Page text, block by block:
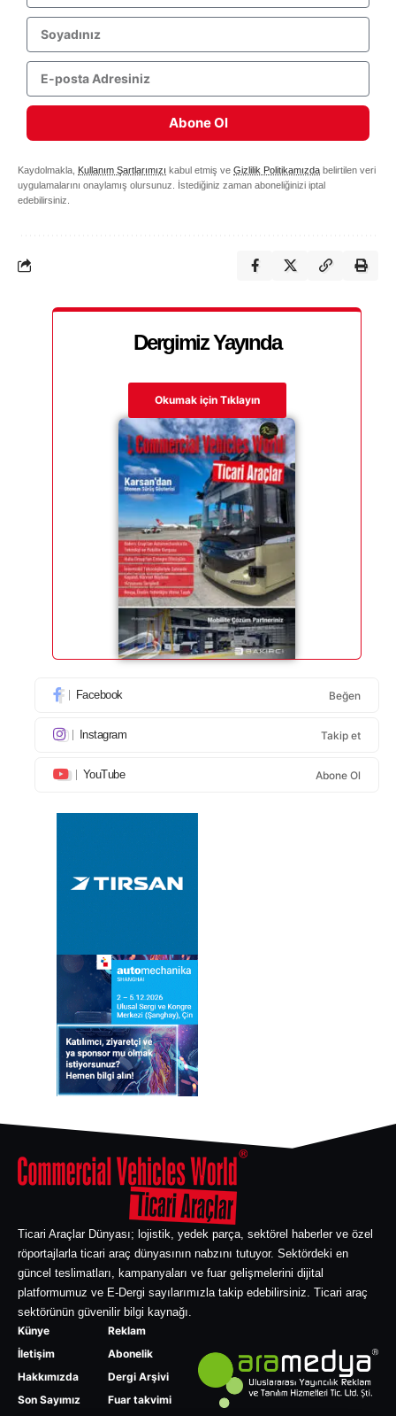
Abone Ol
Kaydolmakla, Kullanım Şartlarımızı kabul etmiş ve Gizlilik Politikamızda belirtilen veri
uygulamalarını onaylamış olursunuz. İstediğiniz zaman aboneliğinizi iptal
edebilirsiniz.
Dergimiz Yayında
Okumak için Tıklayın
Facebook Beğen
Instagram Takip et
YouTube Abone Ol
Ticari Araçlar Dünyası; lojistik, yedek parça, sektörel haberler ve özel
röportajlarla ticari araç dünyasının nabzını tutuyor. Sektördeki en
güncel teslimatları, kampanyaları ve fuar gelişmelerini dijital
platformumuz ve E-Dergi sayılarımızla takip edebilirsiniz. Ticari araç
sektörünün güvenilir bilgi kaynağı.
Künye
İletişim
Hakkımızda
Son Sayımız
Reklam
Abonelik
Dergi Arşivi
Fuar takvimi